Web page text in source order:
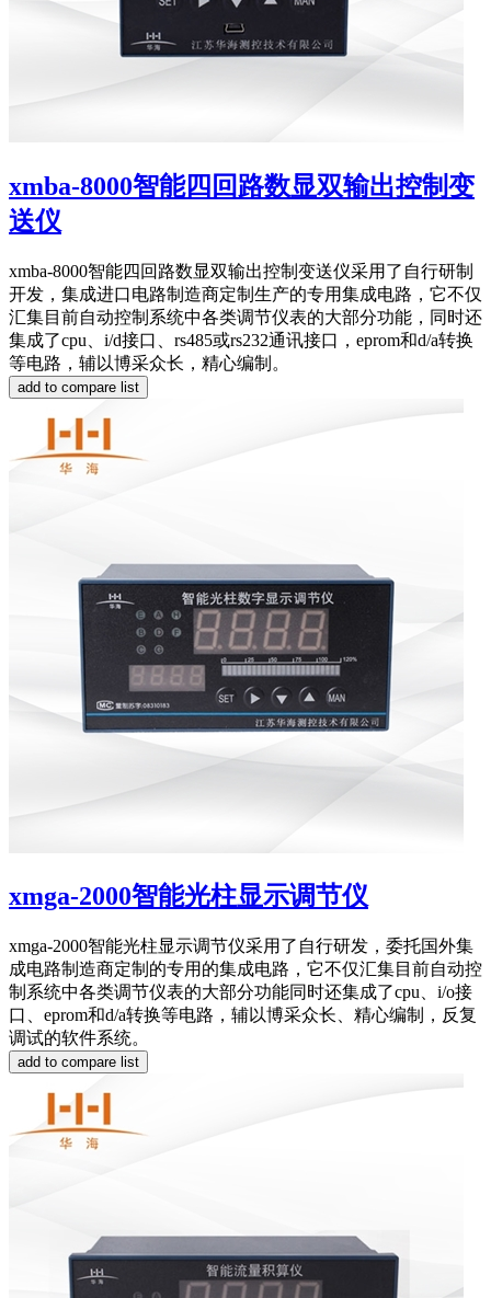
xmba-8000智能四回路数显双输出控制变
送仪
xmba-8000智能四回路数显双输出控制变送仪采用了自行研制
开发，集成进口电路制造商定制生产的专用集成电路，它不仅
汇集目前自动控制系统中各类调节仪表的大部分功能，同时还
集成了cpu、i/d接口、rs485或rs232通讯接口，eprom和d/a转换
等电路，辅以博采众长，精心编制。
xmga-2000智能光柱显示调节仪
xmga-2000智能光柱显示调节仪采用了自行研发，委托国外集
成电路制造商定制的专用的集成电路，它不仅汇集目前自动控
制系统中各类调节仪表的大部分功能同时还集成了cpu、i/o接
口、eprom和d/a转换等电路，辅以博采众长、精心编制，反复
调试的软件系统。